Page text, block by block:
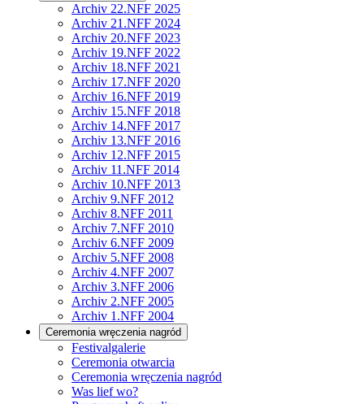
Archiv 22.NFF 2025
Archiv 21.NFF 2024
Archiv 20.NFF 2023
Archiv 19.NFF 2022
Archiv 18.NFF 2021
Archiv 17.NFF 2020
Archiv 16.NFF 2019
Archiv 15.NFF 2018
Archiv 14.NFF 2017
Archiv 13.NFF 2016
Archiv 12.NFF 2015
Archiv 11.NFF 2014
Archiv 10.NFF 2013
Archiv 9.NFF 2012
Archiv 8.NFF 2011
Archiv 7.NFF 2010
Archiv 6.NFF 2009
Archiv 5.NFF 2008
Archiv 4.NFF 2007
Archiv 3.NFF 2006
Archiv 2.NFF 2005
Archiv 1.NFF 2004
Ceremonia wręczenia nagród
Festivalgalerie
Ceremonia otwarcia
Ceremonia wręczenia nagród
Was lief wo?